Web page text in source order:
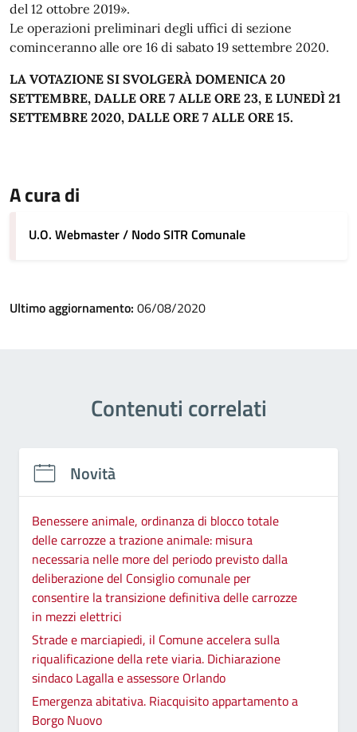
del 12 ottobre 2019».
Le operazioni preliminari degli uffici di sezione
cominceranno alle ore 16 di sabato 19 settembre 2020.
LA VOTAZIONE SI SVOLGERÀ DOMENICA 20
SETTEMBRE, DALLE ORE 7 ALLE ORE 23, E LUNEDÌ 21
SETTEMBRE 2020, DALLE ORE 7 ALLE ORE 15.
A cura di
U.O. Webmaster / Nodo SITR Comunale
Ultimo aggiornamento: 06/08/2020
Contenuti correlati
Novità
Benessere animale, ordinanza di blocco totale
delle carrozze a trazione animale: misura
necessaria nelle more del periodo previsto dalla
deliberazione del Consiglio comunale per
consentire la transizione definitiva delle carrozze
in mezzi elettrici
Strade e marciapiedi, il Comune accelera sulla
riqualificazione della rete viaria. Dichiarazione
sindaco Lagalla e assessore Orlando
Emergenza abitativa. Riacquisito appartamento a
Borgo Nuovo